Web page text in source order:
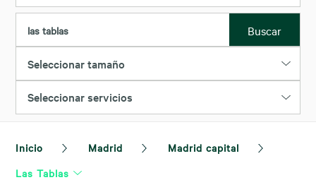
las tablas Buscar
Seleccionar tamaño
Seleccionar servicios
Inicio Madrid
Madrid capital
Las Tablas